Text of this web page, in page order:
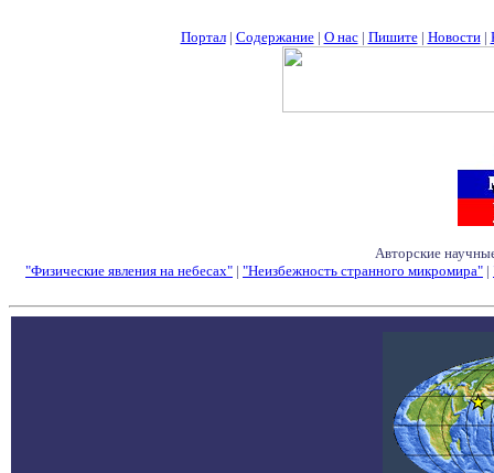
Портал| Содержание| О нас| Пишите| Новости|
Авторские
"Физические явления на небесах" | "Неизбежность странного микромира" |